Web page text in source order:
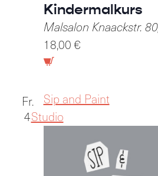
Kindermalkurs
Malsalon Knaackstr.
18,00 €
Fr.
4
Sip and Paint
Studio